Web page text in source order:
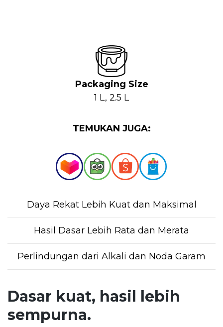
Packaging Size
1 L, 2.5 L
TEMUKAN JUGA:
Daya Rekat Lebih Kuat dan Maksimal
Hasil Dasar Lebih Rata dan Merata
Perlindungan dari Alkali dan Noda Garam
Dasar kuat, hasil lebih
sempurna.